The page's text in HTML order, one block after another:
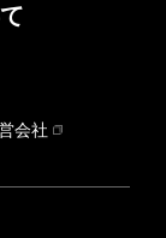
会社